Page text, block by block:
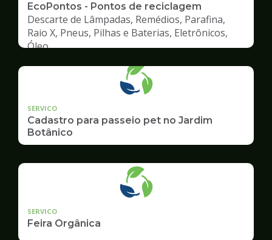
EcoPontos - Pontos de reciclagem
Descarte de Lâmpadas, Remédios, Parafina,
Raio X, Pneus, Pilhas e Baterias, Eletrônicos,
Óleo
SERVICO
Cadastro para passeio pet no Jardim
Botânico
SERVICO
Feira Orgânica